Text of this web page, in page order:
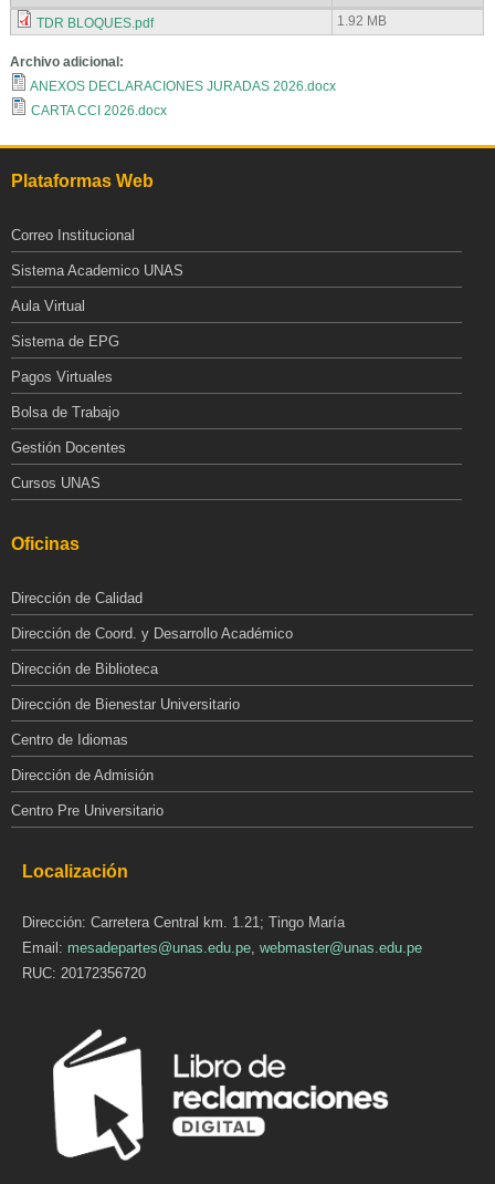
TDR BLOQUES.pdf 1.92 MB
Archivo adicional:
ANEXOS DECLARACIONES JURADAS 2026.docx
CARTA CCI 2026.docx
Plataformas Web
Correo Institucional
Sistema Academico UNAS
Aula Virtual
Sistema de EPG
Pagos Virtuales
Bolsa de Trabajo
Gestión Docentes
Cursos UNAS
Oficinas
Dirección de Calidad
Dirección de Coord. y Desarrollo Académico
Dirección de Biblioteca
Dirección de Bienestar Universitario
Centro de Idiomas
Dirección de Admisión
Centro Pre Universitario
Localización
Dirección: Carretera Central km. 1.21; Tingo María
Email: mesadepartes@unas.edu.pe, webmaster@unas.edu.pe
RUC: 20172356720